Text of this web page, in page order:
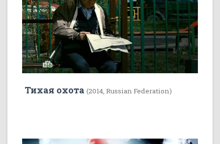
Тихая охота (2014, Russian Federation)